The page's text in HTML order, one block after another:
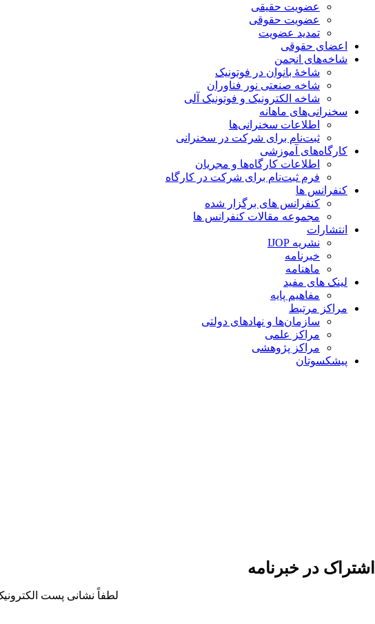
عضویت حقیقی
عضویت حقوقی
تمدید عضویت
اعضای حقوقی
شاخه‌های انجمن
شاخۀ بانوان در فوتونیک
شاخه صنعتی نور فناوران
شاخه‌ الکترونیک و فوتونیک آلی
سخنرانی‌های ماهانه
اطلاعات سخنرانی‌‌ها
ثبت‌نام برای شرکت در سخنرانی
کارگاه‌های آموزشی
اطلاعات کارگاه‌ها و مجریان
فرم ثبت‌نام برای شرکت در کارگاه
کنفرانس ها
کنفرانس های برگزار شده
مجموعه مقالات کنفرانس ها
انتشارات
نشریه IJOP
خبرنامه
ماهنامه
لینک های مفید
مفاهیم پایه
مراکز مرتبط
سازمان‌ها و نهادهای دولتی
مراکز علمی
مراکز پژوهشی
پیشکسوتان
اشتراک در خبرنامه
لطفاً نشانی پست